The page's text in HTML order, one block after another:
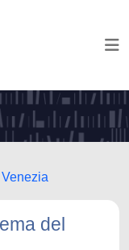
del